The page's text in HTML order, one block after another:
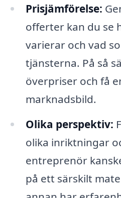
Prisjämförelse:
offerter kan du se
varierar och vad
tjänsterna. På så
överpriser och få
marknadsbild.
Olika perspektiv:
olika inriktningar
entreprenör
på ett särskilt